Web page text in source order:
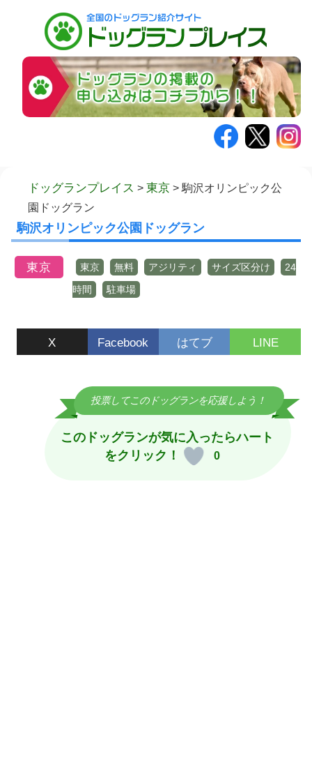
テ
ン
ツ
へ
ドッグランプレイス > 東京 > 駒沢オリンピック公
園ドッグラン
駒沢オリンピック公園ドッグラン
東京 東京 無料 アジリティ サイズ区分け
24
時間
駐車場
X Facebook はてブ LINE
投票してこのドッグランを応援しよう！
このドッグランが気に入ったらハート
をクリック！
0